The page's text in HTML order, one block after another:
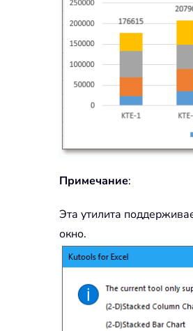
Примечание:
Эта утилита
окно.